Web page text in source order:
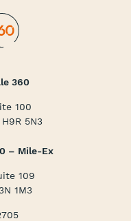
360
100
5N3
– Mile-Ex
109
1M3